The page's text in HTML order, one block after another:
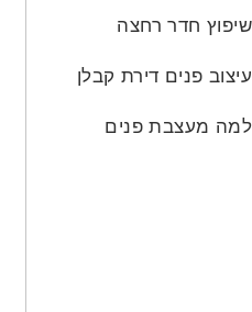
שיפוץ חדר רחצה
עיצוב פנים דירת קבלן
למה מעצבת פנים